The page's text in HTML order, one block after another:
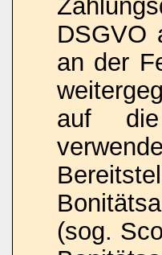
DSGVO
an der
auf die
(sog.